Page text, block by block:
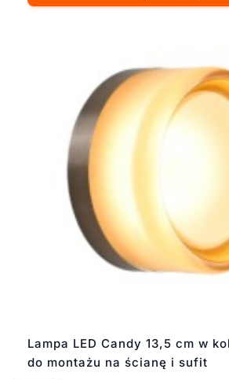
Lampa LED Candy 13,5 cm w
do montażu na ścianę i sufit